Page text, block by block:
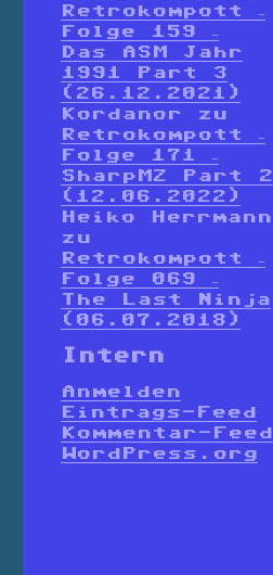
Retrokompott –
Folge 159 –
Das ASM Jahr
1991 Part 3
(26.12.2021)
Kordanor zu
Retrokompott –
Folge 171 –
SharpMZ Part 2
(12.06.2022)
Heiko Herrmann
zu
Retrokompott –
Folge 069 –
The Last Ninja
(06.07.2018)
Intern
Anmelden
Eintrags-Feed
Kommentar-Feed
WordPress.org